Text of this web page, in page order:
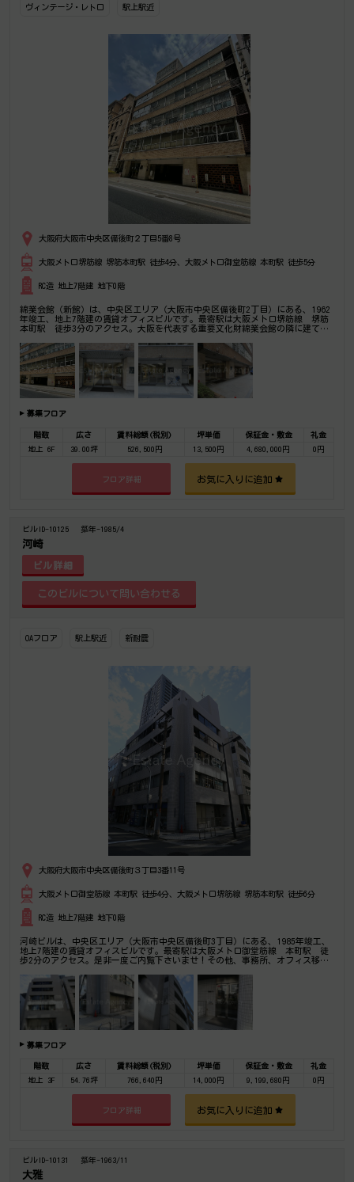
ヴィンテージ・レトロ 駅上駅近
大阪府大阪市中央区備後町２丁目5番8号
大阪メトロ堺筋線 堺筋本町駅 徒歩4分、大阪メトロ御堂筋線 本町駅 徒歩5分
RC造 地上7階建 地下0階
綿業会館（新館）は、中央区エリア（大阪市中央区備後町2丁目）にある、1962
年竣工、地上7階建の賃貸オフィスビルです。最寄駅は大阪メトロ堺筋線 堺筋
本町駅 徒歩3分のアクセス。大阪を代表する重要文化財綿業会館の隣に建てら
何でもご相談下さい。
募集フロア
階数 広さ 賃料総額(税別) 坪単価 保証金・敷金
礼金
地上 6F
39.00坪 526,500円 13,500円 4,680,000円 0円
フロア詳細 お気に入りに追加
ビルID-10125 築年-1985/4
河崎
ビル詳細
OAフロア 駅上駅近 新耐震
大阪府大阪市中央区備後町３丁目3番11号
大阪メトロ御堂筋線 本町駅 徒歩4分、大阪メトロ堺筋線 堺筋本町駅 徒歩6分
RC造 地上7階建 地下0階
河崎ビルは、中央区エリア（大阪市中央区備後町3丁目）にある、1985年竣工、
地上7階建の賃貸オフィスビルです。最寄駅は大阪メトロ御堂筋線 本町駅 徒
歩2分のアクセス。是非一度ご内覧下さいませ！その他、事務所、オフィス移転
募集フロア
階数 広さ 賃料総額(税別) 坪単価 保証金・敷金
礼金
地上 3F
54.76坪 766,640円 14,000円 9,199,680円 0円
フロア詳細 お気に入りに追加
ビルID-10131 築年-1963/11
大雅